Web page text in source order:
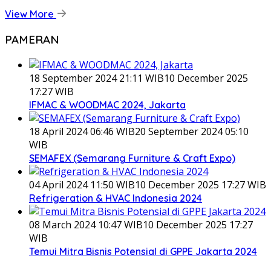
View More
PAMERAN
18 September 2024 21:11 WIB10 December 2025
17:27 WIB
IFMAC & WOODMAC 2024, Jakarta
18 April 2024 06:46 WIB20 September 2024 05:10
WIB
SEMAFEX (Semarang Furniture & Craft Expo)
04 April 2024 11:50 WIB10 December 2025 17:27 WIB
Refrigeration & HVAC Indonesia 2024
08 March 2024 10:47 WIB10 December 2025 17:27
WIB
Temui Mitra Bisnis Potensial di GPPE Jakarta 2024